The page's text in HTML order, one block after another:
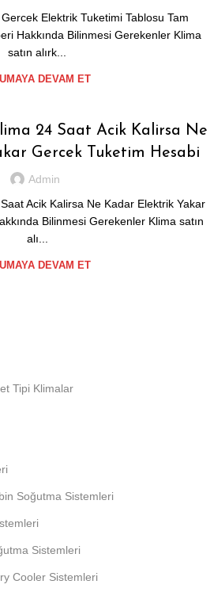
Elektrik Tuketimi Tablosu Tam
Hakkında Bilinmesi Gerekenler Klima
satın alırk...
DEVAM ET
24 Saat Acik Kalirsa Ne
Gercek Tuketim Hesabi
Admin
Acik Kalirsa Ne Kadar Elektrik Yakar
Bilinmesi Gerekenler Klima satın
alı...
DEVAM ET
Tipi Klimalar
Soğutma Sistemleri
Sistemleri
Cooler Sistemleri